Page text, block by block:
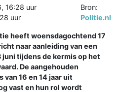
16:28 uur
uur
Bron:
Politie.nl
heeft woensdagochtend 17
naar aanleiding van een
tijdens de kermis op het
De aangehouden
16 en 14 jaar uit
vast en hun rol wordt